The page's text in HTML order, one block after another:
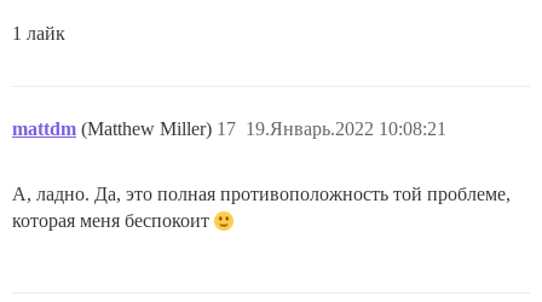
1 лайк
mattdm (Matthew Miller) 19.Январь.2022 10:08:21
17
А, ладно. Да, это полная противоположность той проблеме,
которая меня беспокоит